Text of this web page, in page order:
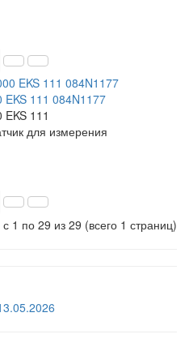
EKS 111 084N1177
111
для измерения
1 по 29 из 29 (всего 1 страниц)